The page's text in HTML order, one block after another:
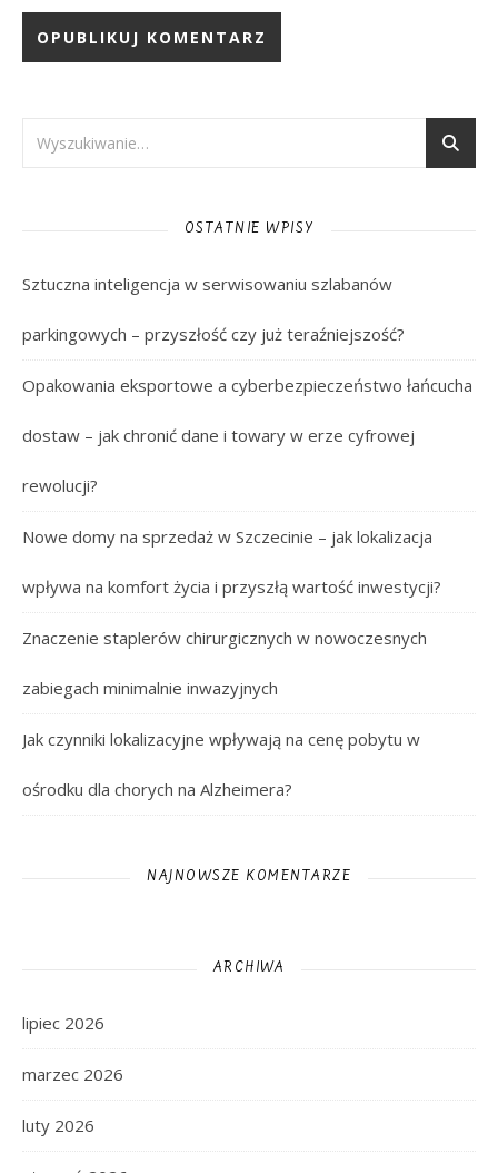
OSTATNIE WPISY
Sztuczna inteligencja w serwisowaniu szlabanów
parkingowych – przyszłość czy już teraźniejszość?
Opakowania eksportowe a cyberbezpieczeństwo łańcucha
dostaw – jak chronić dane i towary w erze cyfrowej
rewolucji?
Nowe domy na sprzedaż w Szczecinie – jak lokalizacja
wpływa na komfort życia i przyszłą wartość inwestycji?
Znaczenie staplerów chirurgicznych w nowoczesnych
zabiegach minimalnie inwazyjnych
Jak czynniki lokalizacyjne wpływają na cenę pobytu w
ośrodku dla chorych na Alzheimera?
NAJNOWSZE KOMENTARZE
ARCHIWA
lipiec 2026
marzec 2026
luty 2026